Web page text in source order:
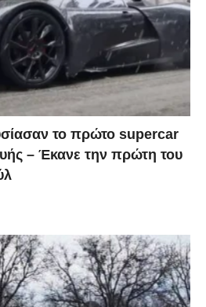
το πρώτο supercar
– Έκανε την πρώτη του